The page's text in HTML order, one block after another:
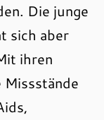
Die junge
sich aber
ihren